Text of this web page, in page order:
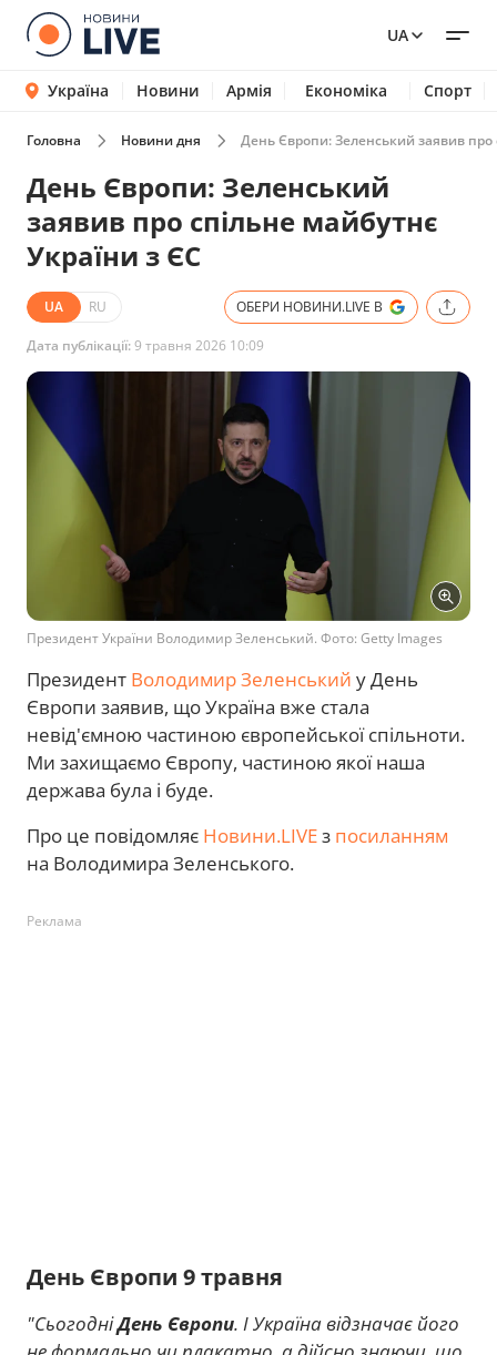
UA
Україна Новини Армія Економіка Спорт
Головна Новини дня День Європи: Зеленський заявив про
День Європи: Зеленський
заявив про спільне майбутнє
України з ЄС
UA RU ОБЕРИ НОВИНИ.LIVE В
Дата публікації:9 травня 2026 10:09
Президент України Володимир Зеленський. Фото: Getty Images
Президент Володимир Зеленський у День
Європи заявив, що Україна вже стала
невід'ємною частиною європейської спільноти.
Ми захищаємо Європу, частиною якої наша
держава була і буде.
Про це повідомляє Новини.LIVEз посиланням
на Володимира Зеленського.
Реклама
День Європи 9 травня
"СьогодніДень Європи. І Україна відзначає його